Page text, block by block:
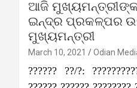
ଆଜି
ଇନ୍ଦ୍ର ପ୍ରକଳ୍ପର
ମୁଖ୍ୟମନ୍ତ୍ରୀ
March 10, 2021 Odian
?????? ??/?: